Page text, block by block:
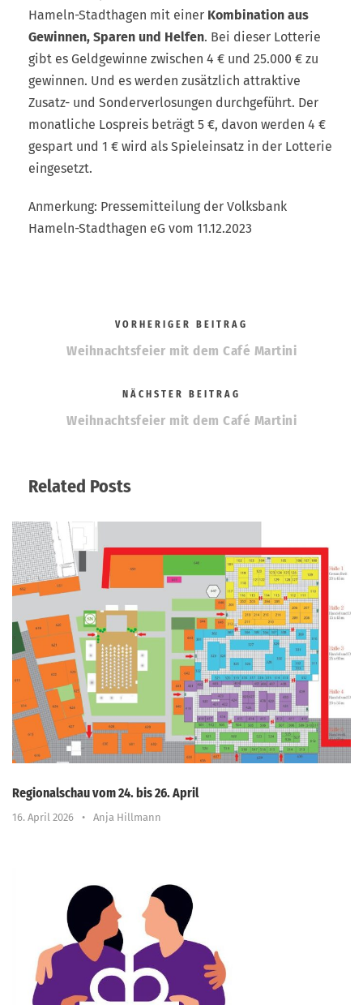
Hameln-Stadthagen mit einer Kombination aus
Gewinnen, Sparen und Helfen. Bei dieser Lotterie
gibt es Geldgewinne zwischen 4 € und 25.000 € zu
gewinnen. Und es werden zusätzlich attrak­tive
Zusatz- und Sonderverlosungen durchgeführt. Der
monatliche Lospreis beträgt 5 €, davon werden 4 €
gespart und 1 € wird als Spieleinsatz in der Lotterie
eingesetzt.
Anmerkung: Pressemitteilung der Volksbank
Hameln-Stadthagen eG vom 11.12.2023
VORHERIGER BEITRAG
Weihnachtsfeier mit dem Café Martini
NÄCHSTER BEITRAG
Weihnachtsfeier mit dem Café Martini
Related Posts
Regionalschau vom 24. bis 26. April
16. April 2026 • Anja Hillmann